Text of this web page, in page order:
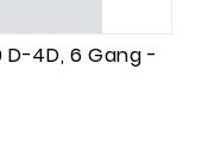
4D, 6 Gang -